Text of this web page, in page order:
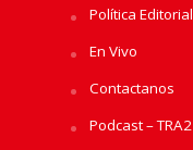
Política Editorial
En Vivo
Contactanos
Podcast – TRA2